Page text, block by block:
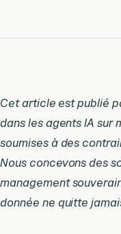
Cet article est publié
dans les agents IA sur
soumises à des
Nous concevons des
management
donnée ne quitte